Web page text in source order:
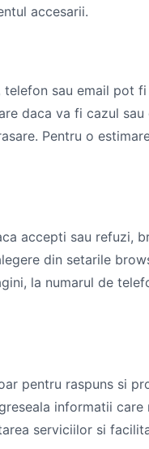
accesarii.
sau email pot
daca va fi cazul
Pentru o
accepti sau refuzi,
din setarile
la numarul de
pentru raspuns si
informatii care
serviciilor si